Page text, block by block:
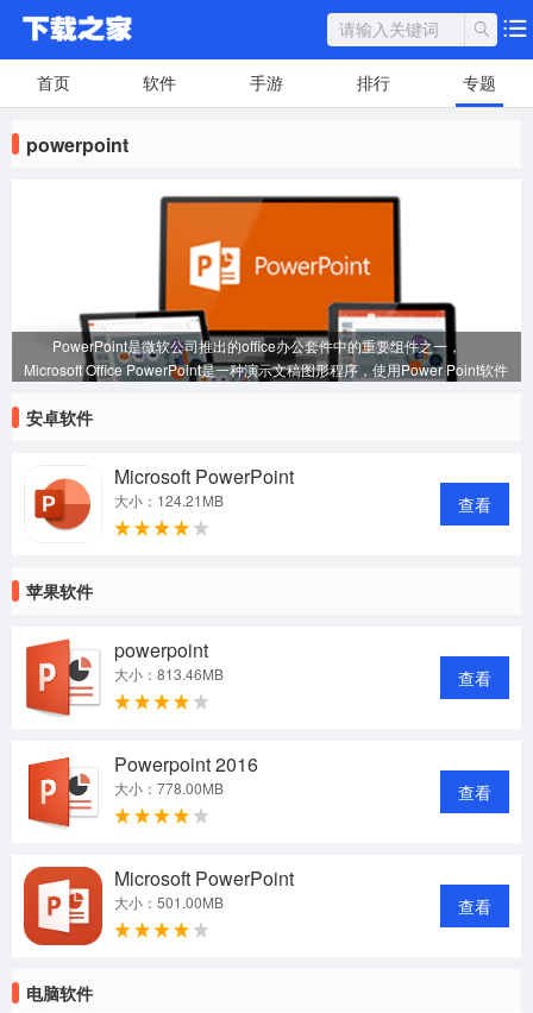
首页 软件 手游 排行 专题
powerpoint
PowerPoint是微软公司推出的office办公套件中的重要组件之一，
Microsoft Office PowerPoint是一种演示文稿图形程序，使用Power Point软件
演示文稿打印出来，制作成胶片，以便应用到更广泛的领域中。本站
安卓软件
Microsoft PowerPoint
大小：124.21MB 查看
苹果软件
powerpoint
大小：813.46MB 查看
Powerpoint 2016
大小：778.00MB 查看
Microsoft PowerPoint
大小：501.00MB 查看
电脑软件